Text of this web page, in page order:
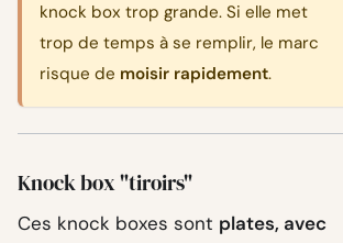
knock box trop grande. Si elle met
trop de temps à se remplir, le marc
risque de moisir rapidement.
Knock box "tiroirs"
Ces knock boxes sont plates, avec